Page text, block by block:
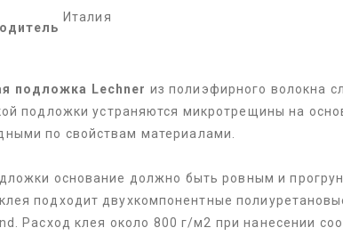
Италия
подложка Lechner из полиэфирного волокна
подложки устраняются микротрещины на
по свойствам материалами.
основание должно быть ровным и
подходит двухкомпонентные
Расход клея около 800 г/м2 при нанесении